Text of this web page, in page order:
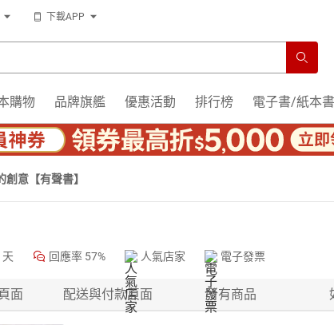
下載APP
購物 品牌旗艦 優惠活動 排行榜 電子書/紙本書
創意【有聲書】
天 回應率 57% 人氣店家 電子發票
面 配送與付款頁面 所有商品